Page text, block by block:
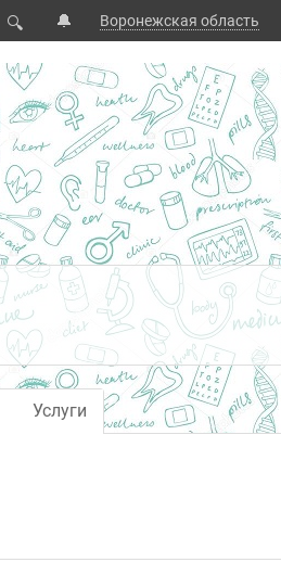
🔍 🔔 Воронежская область
Услуги